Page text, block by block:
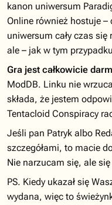
kanon uniwersum
Online również hostuje –
uniwersum cały czas
ale – jak w tym
Gra jest całkowicie
ModDB. Linku nie
składa, że jestem
Tentacloid Conspiracy
Jeśli pan Patryk albo
szczegółami, to macie
Nie narzucam się, ale
PS. Kiedy ukazał się
wydana, więc to